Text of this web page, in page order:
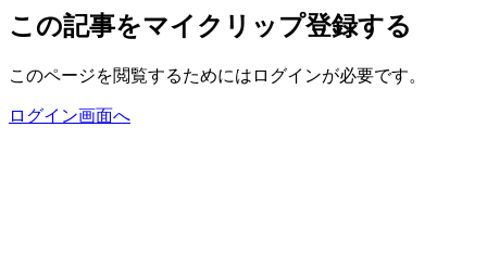
この記事をマイクリップ登録する
このページを閲覧するためにはログインが必要です。
ログイン画面へ